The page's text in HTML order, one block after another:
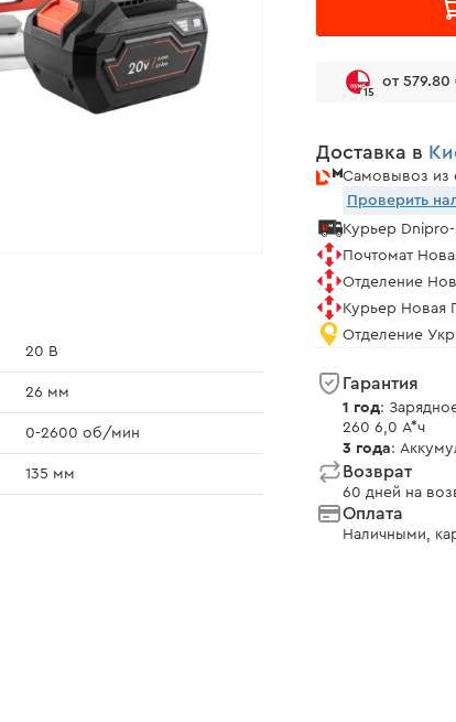
15
от 579.80
Доставка в
Самовывоз из
Проверить
Курьер Dnipro-
Почтомат
Отделение
Курьер Новая
Отделение
Гарантия
1 год:
260 6,0 А*ч
3 года:
Возврат
60 дней на
Оплата
Наличными,
20 В
26 мм
0-2600 об/мин
135 мм